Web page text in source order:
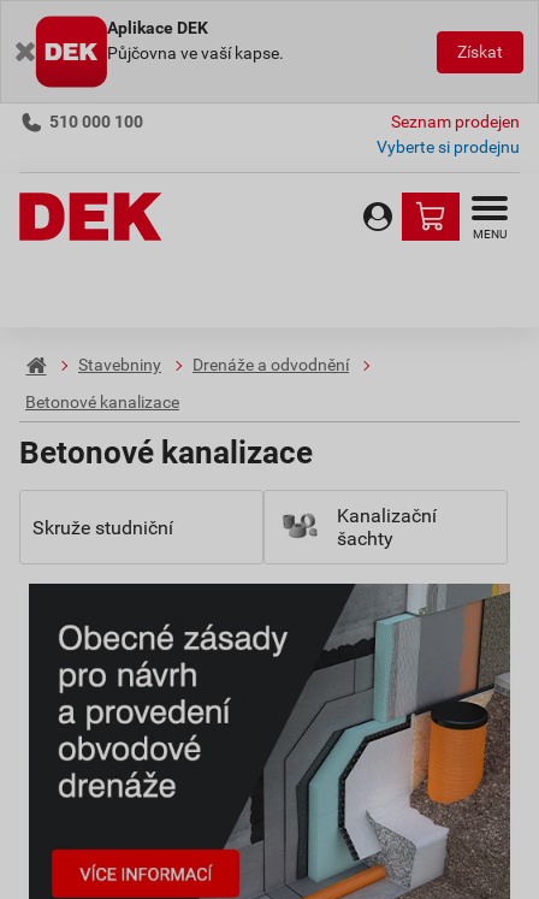
Aplikace DEK
Půjčovna ve vaší kapse.
Získat
510 000 100
Seznam prodejen
Vyberte si prodejnu
MENU
Stavebniny
Drenáže a odvodnění
Betonové kanalizace
Betonové kanalizace
Skruže studniční
Kanalizační
šachty